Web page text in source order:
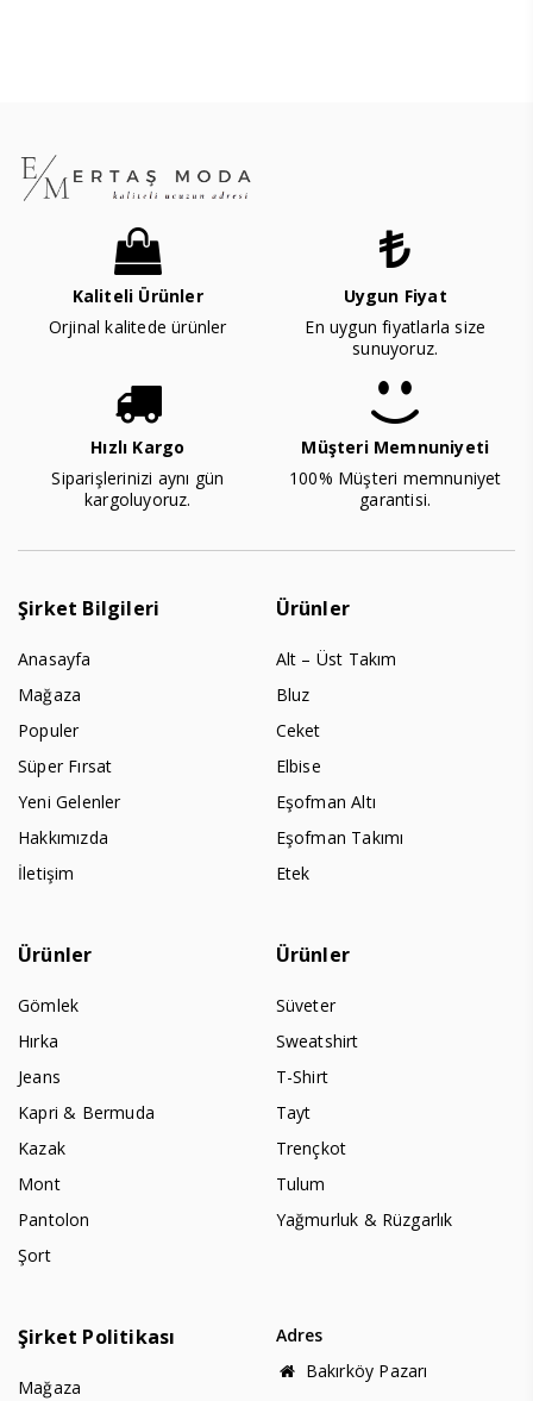
Kaliteli Ürünler
Orjinal kalitede ürünler
Uygun Fiyat
En uygun fiyatlarla size
sunuyoruz.
Hızlı Kargo
Siparişlerinizi aynı gün
kargoluyoruz.
Müşteri Memnuniyeti
100% Müşteri memnuniyet
garantisi.
Şirket Bilgileri
Anasayfa
Mağaza
Populer
Süper Fırsat
Yeni Gelenler
Hakkımızda
İletişim
Ürünler
Alt – Üst Takım
Bluz
Ceket
Elbise
Eşofman Altı
Eşofman Takımı
Etek
Ürünler
Gömlek
Hırka
Jeans
Kapri & Bermuda
Kazak
Mont
Pantolon
Şort
Ürünler
Süveter
Sweatshirt
T-Shirt
Tayt
Trençkot
Tulum
Yağmurluk & Rüzgarlık
Şirket Politikası
Mağaza
Adres
Bakırköy Pazarı